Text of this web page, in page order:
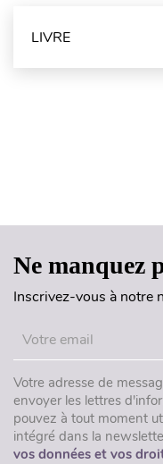
LIVRE
Ne manquez
Inscrivez-vous à notre
Votre adresse de
envoyer les lettres
pouvez à tout moment
intégré dans la
vos données et vos